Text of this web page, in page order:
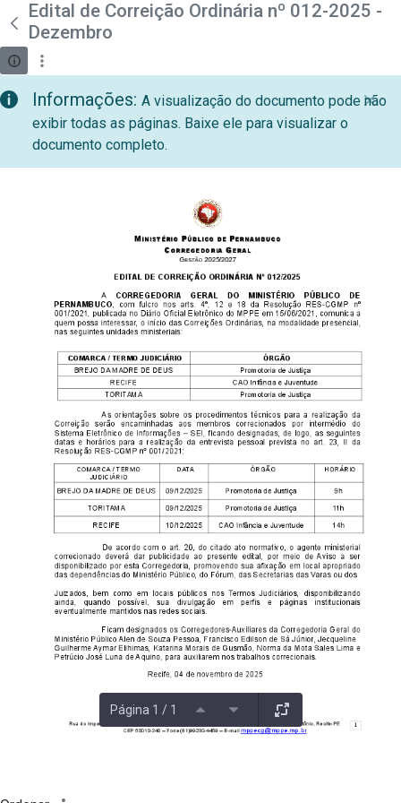
Pular para o Conteúdo principal
teste descricao
Edital de Correição Ordinária nº 012-2025 -
Dezembro
Informações: A visualização do documento pode não
exibir todas as páginas. Baixe ele para visualizar o
documento completo.
Página 1 / 1